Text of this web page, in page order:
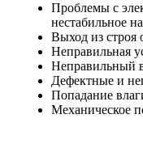
Проблемы с
нестабильное
Выход из строя
Неправильная
Неправильный
Дефектные и
Попадание
Механическое